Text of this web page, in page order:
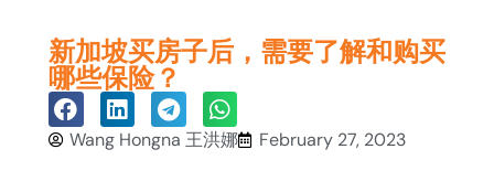
新加坡买房子后，需要了解和购买
哪些保险？
Wang Hongna 王洪娜 February 27, 2023